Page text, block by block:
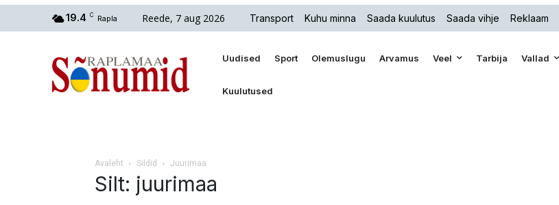
19.4 C Rapla Reede, 7 aug 2026 Transport Kuhu minna Saada kuulutus Saada vihje Reklaam
Uudised Sport Olemuslugu Arvamus Veel Tarbija Vallad
Kuulutused
Avaleht Sildid Juurimaa
Silt: juurimaa